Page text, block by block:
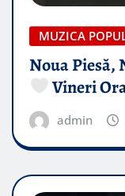
MUZICA
Noua Piesă,
Vineri
admin